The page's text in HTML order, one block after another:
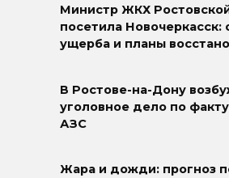
Министр ЖКХ
посетила Новочеркасск:
ущерба и планы
В Ростове-на-Дону
уголовное дело по
АЗС
Жара и дожди: прогноз